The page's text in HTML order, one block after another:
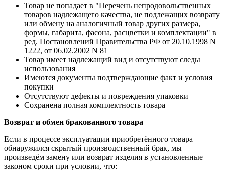
Товар не попадает в "Перечень непродовольственных
товаров надлежащего качества, не подлежащих возврату
или обмену на аналогичный товар других размера,
формы, габарита, фасона, расцветки и комплектации" в
ред. Постановлений Правительства РФ от 20.10.1998 N
1222, от 06.02.2002 N 81
Товар имеет надлежащий вид и отсутствуют следы
использования
Имеются документы подтверждающие факт и условия
покупки
Отсутствуют дефекты и повреждения упаковки
Сохранена полная комплектность товара
Возврат и обмен бракованного товара
Если в процессе эксплуатации приобретённого товара
обнаружился скрытый производственный брак, мы
произведём замену или возврат изделия в установленные
законом сроки при условии, что: